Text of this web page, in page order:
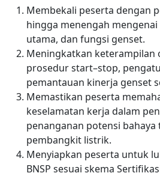
Membekali peserta dengan
hingga menengah
utama, dan fungsi genset.
Meningkatkan keterampilan
prosedur start–stop,
pemantauan kinerja genset
Memastikan peserta
keselamatan kerja dalam
penanganan potensi
pembangkit listrik.
Menyiapkan peserta untuk
BNSP sesuai skema